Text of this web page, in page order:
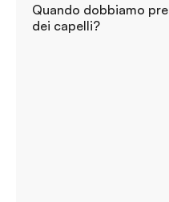
Quando dobbiamo
dei capelli?